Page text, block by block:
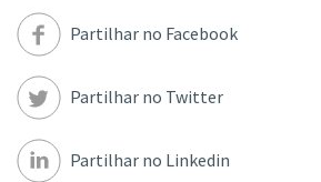
Partilhar no Facebook
Partilhar no Twitter
Partilhar no Linkedin